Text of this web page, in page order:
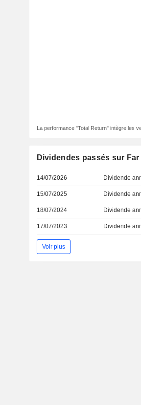
La performance "Total Return" intègre les
Dividendes passés sur
14/07/2026 Dividende
15/07/2025 Dividende
18/07/2024 Dividende
17/07/2023 Dividende
Voir plus